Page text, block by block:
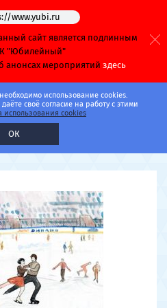
использование cookies.
своё согласие на работу с этими
использования cookies
ОК
www.yubi.ru
сайт является подлинным
"Юбилейный"
мероприятий здесь
докатка